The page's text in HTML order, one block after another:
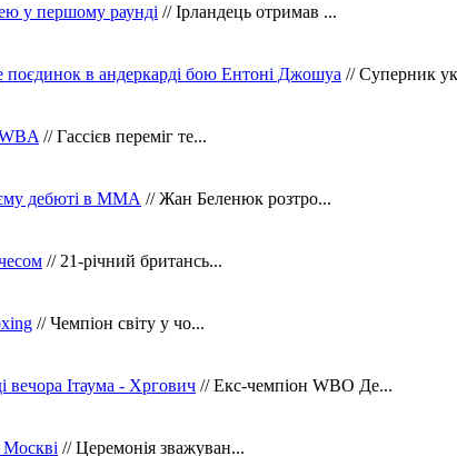
у першому раунді // Ірландець отримав ...
в андеркарді бою Ентоні Джошуа // Суперник
// Гассієв переміг те...
дебюті в ММА // Жан Беленюк розтро...
// 21-річний британсь...
// Чемпіон світу у чо...
вечора Ітаума - Хргович // Екс-чемпіон WBO Де...
Москві // Церемонія зважуван...